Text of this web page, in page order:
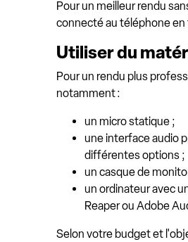
Pour un meilleur rendu
connecté au téléphone en
Utiliser du
Pour un rendu plus
notamment :
un micro statique ;
une interface audio
différentes options ;
un casque de
un ordinateur avec
Reaper ou Adobe
Selon votre budget et